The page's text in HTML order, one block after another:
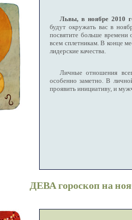
Львы, в ноябре 2010
будут окружать вас в
посвятите больше
всем сплетникам. В конце
лидерские качества.
Личные отношения
особенно заметно. В
проявить инициативу, и
ДЕВА гороскоп на